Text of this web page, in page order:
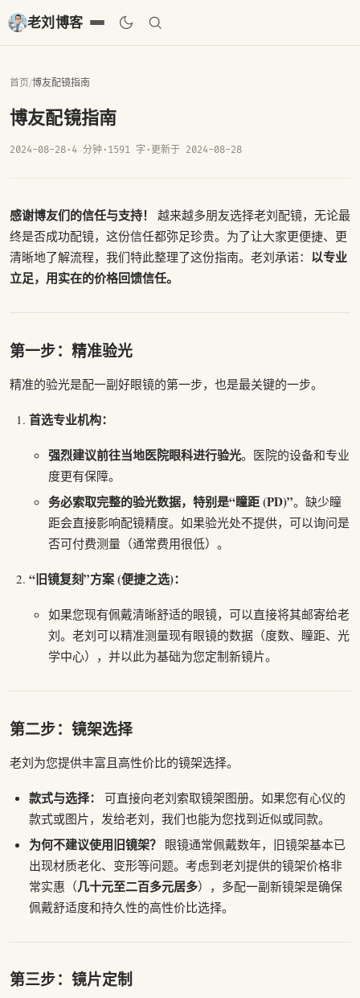
老刘博客
首页/博友配镜指南
博友配镜指南
2024-08-28· 4 分钟· 1591 字 · 更新于 2024-08-28
感谢博友们的信任与支持！
越来越多朋友选择老刘配镜，无论最
终是否成功配镜，这份信任都弥足珍贵。为了让大家更便捷、更
清晰地了解流程，我们特此整理了这份指南。老刘承诺： 以专业
立足，用实在的价格回馈信任。
第一步：精准验光
精准的验光是配一副好眼镜的第一步，也是最关键的一步。
首选专业机构：
强烈建议前往当地医院眼科进行验光。医院的设备和专业
度更有保障。
务必索取完整的验光数据，特别是“瞳距 (PD)”。缺少瞳
距会直接影响配镜精度。如果验光处不提供，可以询问是
否可付费测量（通常费用很低）。
“旧镜复刻”方案 (便捷之选)：
如果您现有佩戴清晰舒适的眼镜，可以直接将其邮寄给老
刘。老刘可以精准测量现有眼镜的数据（度数、瞳距、光
学中心），并以此为基础为您定制新镜片。
第二步：镜架选择
老刘为您提供丰富且高性价比的镜架选择。
款式与选择：
可直接向老刘索取镜架图册。如果您有心仪的
款式或图片，发给老刘，我们也能为您找到近似或同款。
为何不建议使用旧镜架？ 眼镜通常佩戴数年，旧镜架基本已
出现材质老化、变形等问题。考虑到老刘提供的镜架价格非
常实惠（几十元至二百多元居多），多配一副新镜架是确保
佩戴舒适度和持久性的高性价比选择。
第三步：镜片定制